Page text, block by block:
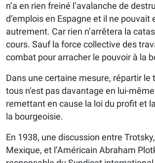
n’a en rien freiné l’avalanche de
d’emplois en Espagne et il ne pouvait
autrement. Car rien n’arrêtera la
cours. Sauf la force collective des
combat pour arracher le pouvoir à la
Dans une certaine mesure, répartir le
tous n’est pas davantage en lui-
remettant en cause la loi du profit et
la bourgeoisie.
En 1938, une discussion entre
Mexique, et l’Américain Abraham